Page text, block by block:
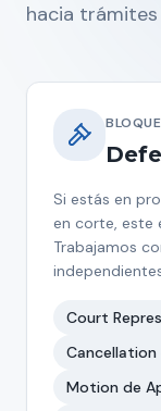
hacia
Si estás en
en corte, este
Trabajamos
Court
Cancellation
Motion de